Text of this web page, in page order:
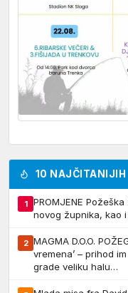
10 NAJČITANIJIH
1
PROMJENE
novog župnika, kao
2 MAGMA D.O.O.
vremena’ – prihod
grade veliku halu…